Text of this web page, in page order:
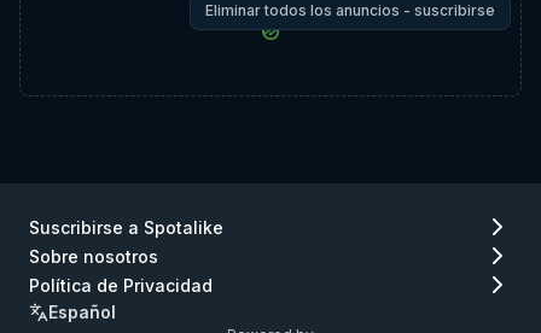
Eliminar todos los anuncios - suscribirse
Suscribirse a Spotalike
Sobre nosotros
Política de Privacidad
Español